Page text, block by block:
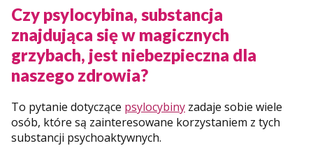
Czy psylocybina, substancja
znajdująca się w magicznych
grzybach, jest niebezpieczna dla
naszego zdrowia?
To pytanie dotyczące psylocybiny zadaje sobie wiele
osób, które są zainteresowane korzystaniem z tych
substancji psychoaktywnych.